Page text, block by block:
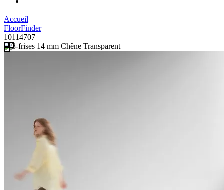
Accueil
FloorFinder
10114707